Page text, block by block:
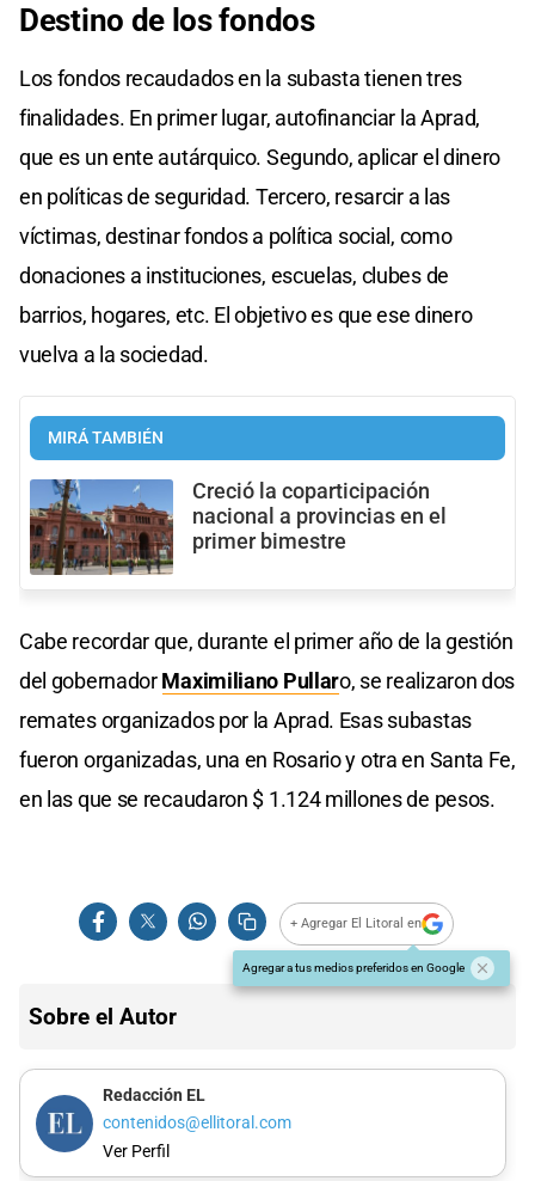
Destino de los fondos
Los fondos recaudados en la subasta tienen tres
finalidades. En primer lugar, autofinanciar la Aprad,
que es un ente autárquico. Segundo, aplicar el dinero
en políticas de seguridad. Tercero, resarcir a las
víctimas, destinar fondos a política social, como
donaciones a instituciones, escuelas, clubes de
barrios, hogares, etc. El objetivo es que ese dinero
vuelva a la sociedad.
MIRÁ TAMBIÉN
Creció la coparticipación
nacional a provincias en el
primer bimestre
Cabe recordar que, durante el primer año de la gestión
del gobernadorMaximiliano Pullaro, se realizaron dos
remates organizados por la Aprad. Esas subastas
fueron organizadas, una en Rosario y otra en Santa Fe,
en las que se recaudaron $ 1.124 millones de pesos.
+ Agregar El Litoral en
Agregar a tus medios preferidos en Google
Sobre el Autor
Redacción EL
contenidos@ellitoral.com
Ver Perfil